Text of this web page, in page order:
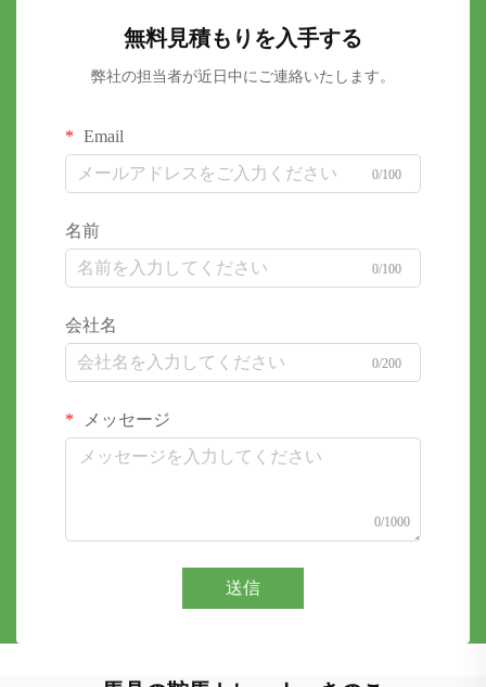
無料見積もりを入手する
弊社の担当者が近日中にご連絡いたします。
Email
0/100
名前
0/100
会社名
0/200
メッセージ
0/1000
送信